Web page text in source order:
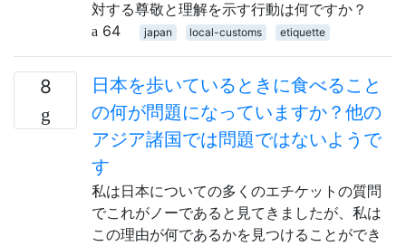
対する尊敬と理解を示す行動は何ですか？
64
japan local-customs etiquette
8
日本を歩いているときに食べること
の何が問題になっていますか？他の
アジア諸国では問題ではないようで
す
私は日本についての多くのエチケットの質問
でこれがノーであると見てきましたが、私は
この理由が何であるかを見つけることができ